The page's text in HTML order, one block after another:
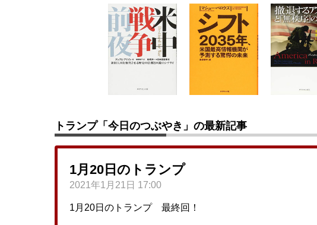
トランプ「今日のつぶやき」の最新記事
1月20日のトランプ
2021年1月21日 17:00
1月20日のトランプ 最終回！